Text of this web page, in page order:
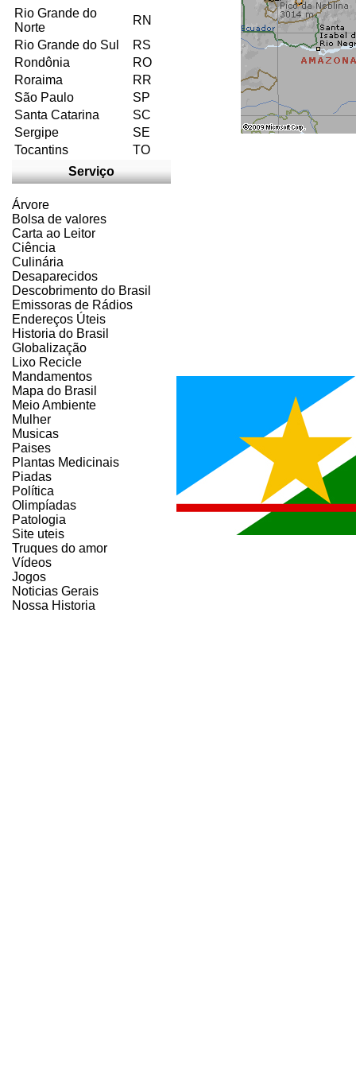
Rio Grande do
Norte
RN
Rio Grande do Sul
RS
Rondônia
RO
Roraima
RR
São Paulo
SP
Santa Catarina
SC
Sergipe
SE
Tocantins
TO
Serviço
Árvore
Bolsa de valores
Carta ao Leitor
Ciência
Culinária
Desaparecidos
Descobrimento do Brasil
Emissoras de Rádios
Endereços Úteis
Historia do Brasil
Globalização
Lixo Recicle
Mandamentos
Mapa do Brasil
Meio Ambiente
Mulher
Musicas
Paises
Plantas Medicinais
Piadas
Política
Olimpíadas
Patologia
Site uteis
Truques do amor
Vídeos
Jogos
Noticias Gerais
Nossa Historia